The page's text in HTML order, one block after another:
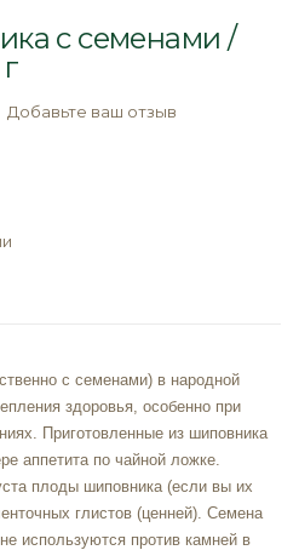
с семенами /
Добавьте ваш отзыв
с семенами) в народной
здоровья, особенно при
. Приготовленные из шиповника
аппетитапо чайной ложке.
плоды шиповника (если вы их
глистов (ценней). Семена
используются против камней в